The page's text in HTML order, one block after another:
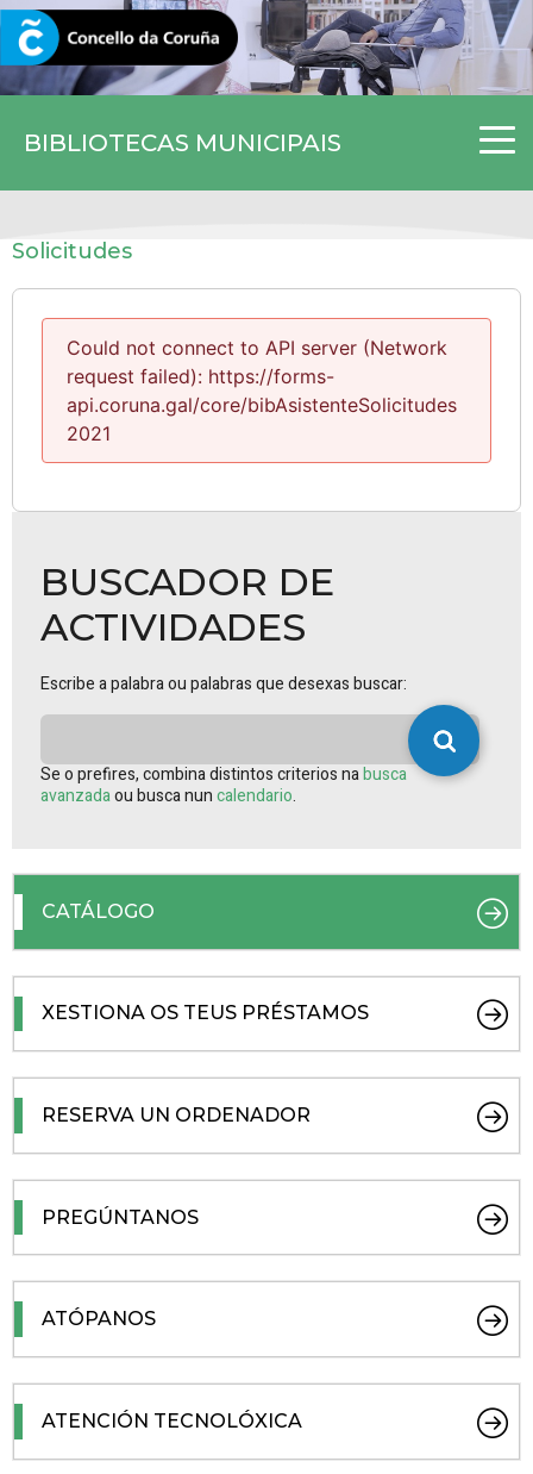
BIBLIOTECAS MUNICIPAIS
CORUNA.GAL
Solicitudes
Could not connect to API server (Network
request failed): https://forms-
api.coruna.gal/core/bibAsistenteSolicitudes
2021
BUSCADOR DE
ACTIVIDADES
Escribe a palabra ou palabras que desexas buscar:
Se o prefires, combina distintos criterios nabusca
avanzadaou busca nuncalendario.
CATÁLOGO
XESTIONA OS TEUS PRÉSTAMOS
RESERVA UN ORDENADOR
PREGÚNTANOS
ATÓPANOS
ATENCIÓN TECNOLÓXICA